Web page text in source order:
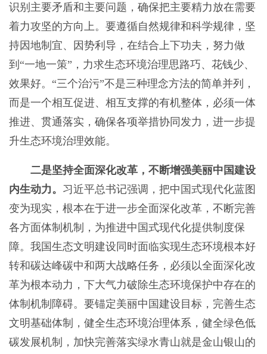
识别主要矛盾和主要问题，确保把主要精力放在需要
着力攻坚的方向上。要遵循自然规律和科学规律，坚
持因地制宜、因势利导，在结合上下功夫，努力做
到“一地一策”，力求生态环境治理思路巧、花钱少、
效果好。“三个治污”不是三种理念方法的简单并列，
而是一个相互促进、相互支撑的有机整体，必须一体
推进、贯通落实，确保各项举措协同发力，进一步提
升生态环境治理效能。
二是坚持全面深化改革，不断增强美丽中国建设
内生动力。 习近平总书记强调，把中国式现代化蓝图
变为现实，根本在于进一步全面深化改革，不断完善
各方面体制机制，为推进中国式现代化提供制度保
障。我国生态文明建设同时面临实现生态环境根本好
转和碳达峰碳中和两大战略任务，必须以全面深化改
革为根本动力，下大气力破除生态环境保护中存在的
体制机制障碍。要锚定美丽中国建设目标，完善生态
文明基础体制，健全生态环境治理体系，健全绿色低
碳发展机制，加快完善落实绿水青山就是金山银山的